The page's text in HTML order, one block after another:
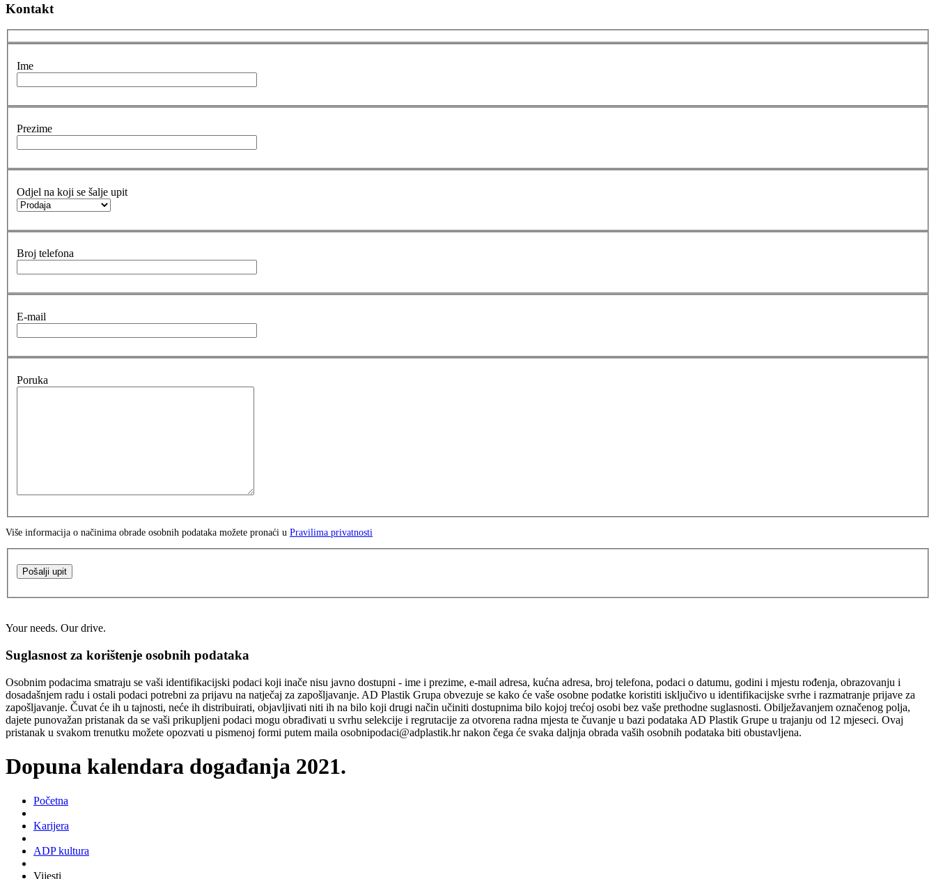
Kontakt
Ime
Prezime
Odjel na koji se šalje upit
Broj telefona
E-mail
Poruka
Više informacija o načinima obrade osobnih podataka možete pronaći u Pravilima privatnosti
Pošalji upit
Your needs. Our drive.
Suglasnost za korištenje osobnih podataka
Osobnim podacima smatraju se vaši identifikacijski podaci koji inače nisu javno dostupni - ime i prezime, e-mail adresa, kućna adresa, broj telefona, podaci o datumu, godini i mjestu rođenja, obrazovanju i
dosadašnjem radu i ostali podaci potrebni za prijavu na natječaj za zapošljavanje. AD Plastik Grupa obvezuje se kako će vaše osobne podatke koristiti isključivo u identifikacijske svrhe i razmatranje prijave za
zapošljavanje. Čuvat će ih u tajnosti, neće ih distribuirati, objavljivati niti ih na bilo koji drugi način učiniti dostupnima bilo kojoj trećoj osobi bez vaše prethodne suglasnosti. Obilježavanjem označenog polja,
dajete punovažan pristanak da se vaši prikupljeni podaci mogu obrađivati u svrhu selekcije i regrutacije za otvorena radna mjesta te čuvanje u bazi podataka AD Plastik Grupe u trajanju od 12 mjeseci. Ovaj
pristanak u svakom trenutku možete opozvati u pismenoj formi putem maila osobnipodaci@adplastik.hr nakon čega će svaka daljnja obrada vaših osobnih podataka biti obustavljena.
Dopuna kalendara događanja 2021.
Početna
Karijera
ADP kultura
Vijesti